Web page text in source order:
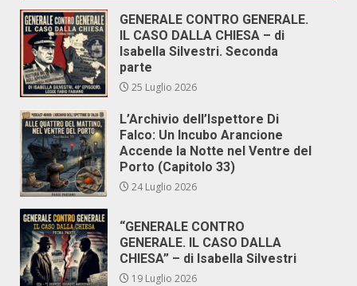
GENERALE CONTRO GENERALE.
IL CASO DALLA CHIESA – di
Isabella Silvestri. Seconda
parte
25 Luglio 2026
L’Archivio dell’Ispettore Di
Falco: Un Incubo Arancione
Accende la Notte nel Ventre del
Porto (Capitolo 33)
24 Luglio 2026
“GENERALE CONTRO
GENERALE. IL CASO DALLA
CHIESA” – di Isabella Silvestri
19 Luglio 2026